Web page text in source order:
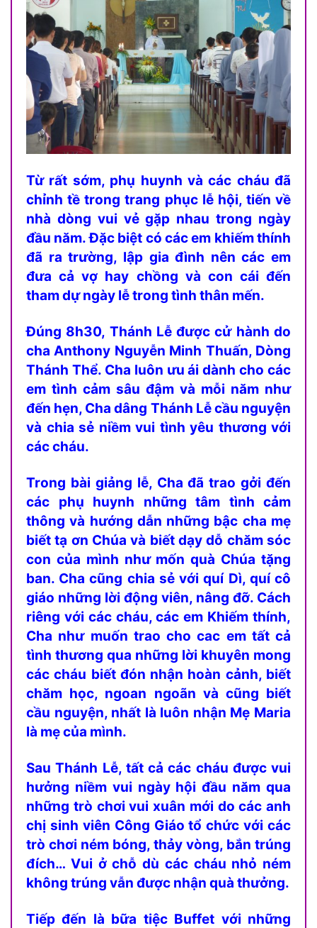
Từ rất sớm, phụ huynh và các cháu đã
chỉnh tề trong trang phục lễ hội, tiến về
nhà dòng vui vẻ gặp nhau trong ngày
đầu năm. Đặc biệt có các em khiếm thính
đã ra trường, lập gia đình nên các em
đưa cả vợ hay chồng và con cái đến
tham dự ngày lễ trong tình thân mến.
Đúng 8h30, Thánh Lễ được cử hành do
cha Anthony Nguyễn Minh Thuấn, Dòng
Thánh Thể. Cha luôn ưu ái dành cho các
em tình cảm sâu đậm và mỗi năm như
đến hẹn, Cha dâng Thánh Lễ cầu nguyện
và chia sẻ niềm vui tình yêu thương với
các cháu.
Trong bài giảng lễ, Cha đã trao gởi đến
các phụ huynh những tâm tình cảm
thông và hướng dẫn những bậc cha mẹ
biết tạ ơn Chúa và biết dạy dỗ chăm sóc
con của mình như mốn quà Chúa tặng
ban. Cha cũng chia sẻ với quí Dì, quí cô
giáo những lời động viên, nâng đỡ. Cách
riêng với các cháu, các em Khiếm thính,
Cha như muốn trao cho cac em tất cả
tình thương qua những lời khuyên mong
các cháu biết đón nhận hoàn cảnh, biết
chăm học, ngoan ngoãn và cũng biết
cầu nguyện, nhất là luôn nhận Mẹ Maria
là mẹ của mình.
Sau Thánh Lễ, tất cả các cháu được vui
hưởng niềm vui ngày hội đầu năm qua
những trò chơi vui xuân mới do các anh
chị sinh viên Công Giáo tổ chức với các
trò chơi ném bóng, thảy vòng, bắn trúng
đích… Vui ở chỗ dù các cháu nhỏ ném
không trúng vẫn được nhận quà thưởng.
Tiếp đến là bữa tiệc Buffet với những